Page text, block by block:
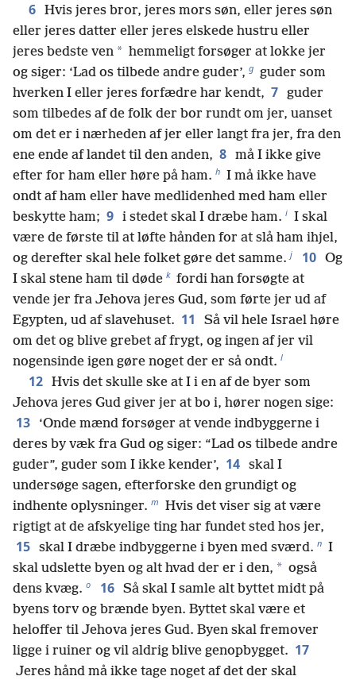
6 Hvis jeres bror, jeres mors søn, eller jeres søn
eller jeres datter eller jeres elskede hustru eller
jeres bedste ven * hemmeligt forsøger at lokke jer
og siger: ‘Lad os tilbede andre guder’, g guder som
hverken I eller jeres forfædre har kendt, 7 guder
som tilbedes af de folk der bor rundt om jer, uanset
om det er i nærheden af jer eller langt fra jer, fra den
ene ende af landet til den anden, 8 må I ikke give
efter for ham eller høre på ham. h I må ikke have
ondt af ham eller have medlidenhed med ham eller
beskytte ham; 9 i stedet skal I dræbe ham. i I skal
være de første til at løfte hånden for at slå ham ihjel,
og derefter skal hele folket gøre det samme. j 10 Og
I skal stene ham til døde k fordi han forsøgte at
vende jer fra Jehova jeres Gud, som førte jer ud af
Egypten, ud af slavehuset. 11
Så vil hele Israel høre
om det og blive grebet af frygt, og ingen af jer vil
nogensinde igen gøre noget der er så ondt. l
12 Hvis det skulle ske at I i en af de byer som
Jehova jeres Gud giver jer at bo i, hører nogen sige:
13
‘Onde mænd forsøger at vende indbyggerne i
deres by væk fra Gud og siger: “Lad os tilbede andre
guder”, guder som I ikke kender’, 14 skal I
undersøge sagen, efterforske den grundigt og
indhente oplysninger. m Hvis det viser sig at være
rigtigt at de afskyelige ting har fundet sted hos jer,
15 skal I dræbe indbyggerne i byen med sværd. n I
skal udslette byen og alt hvad der er i den, * også
dens kvæg. o 16 Så skal I samle alt byttet midt på
byens torv og brænde byen. Byttet skal være et
heloffer til Jehova jeres Gud. Byen skal fremover
ligge i ruiner og vil aldrig blive genopbygget. 17
Jeres hånd må ikke tage noget af det der skal